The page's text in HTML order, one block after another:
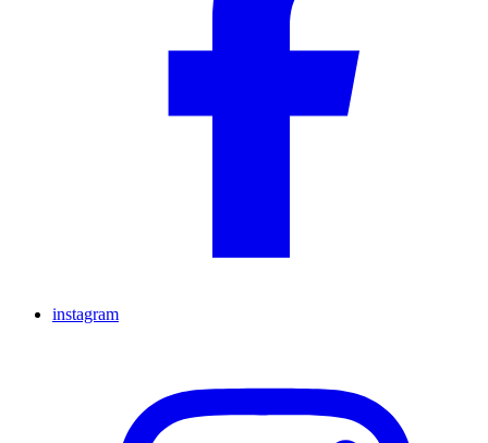
instagram